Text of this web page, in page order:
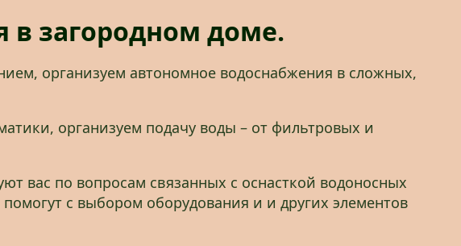
загородном доме.
организуем автономное водоснабжения в сложных,
организуем подачу воды – от фильтровых и
вас по вопросам связанных с оснасткой водоносных
с выбором оборудования и и других элементов